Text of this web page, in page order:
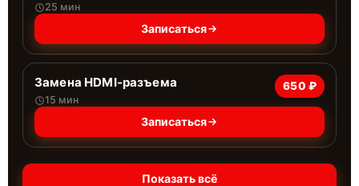
25 мин
Записаться
Замена HDMI-разъема
15 мин
650 ₽
Записаться
Показать всё